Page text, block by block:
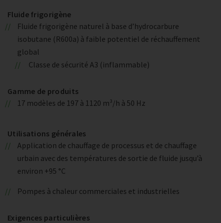
Fluide frigorigène
Fluide frigorigène naturel à base d’hydrocarbure
isobutane (R600a) à faible potentiel de réchauffement
global
Classe de sécurité A3 (inflammable)
Gamme de produits
17 modèles de 197 à 1120 m³/h à 50 Hz
Utilisations générales
Application de chauffage de processus et de chauffage
urbain avec des températures de sortie de fluide jusqu’à
environ +95 °C
Pompes à chaleur commerciales et industrielles
Exigences particulières